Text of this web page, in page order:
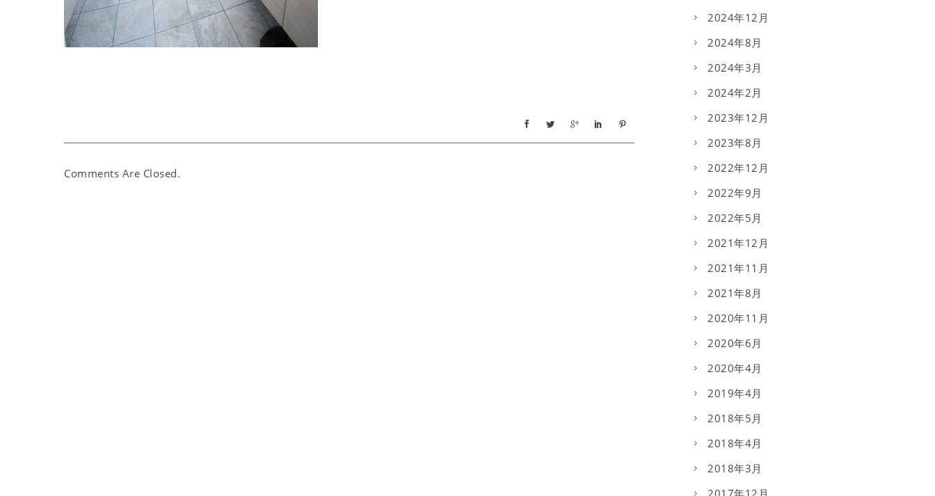
Comments Are Closed.
2024年12月
2024年8月
2024年3月
2024年2月
2023年12月
2023年8月
2022年12月
2022年9月
2022年5月
2021年12月
2021年11月
2021年8月
2020年11月
2020年6月
2020年4月
2019年4月
2018年5月
2018年4月
2018年3月
2017年12月